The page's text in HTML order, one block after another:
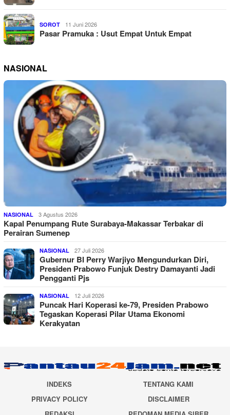
SOROT 11 Juni 2026
Pasar Pramuka : Usut Empat Untuk Empat
NASIONAL
NASIONAL 3 Agustus 2026
Kapal Penumpang Rute Surabaya-Makassar Terbakar di
Perairan Sumenep
NASIONAL 27 Juli 2026
Gubernur BI Perry Warjiyo Mengundurkan Diri,
Presiden Prabowo Funjuk Destry Damayanti Jadi
Pengganti Pjs
NASIONAL 12 Juli 2026
Puncak Hari Koperasi ke-79, Presiden Prabowo
Tegaskan Koperasi Pilar Utama Ekonomi
Kerakyatan
INDEKS
TENTANG KAMI
PRIVACY POLICY
DISCLAIMER